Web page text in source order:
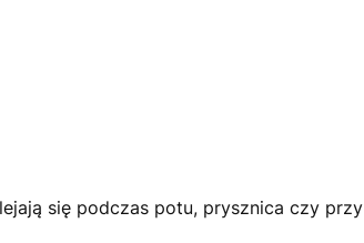
się podczas potu, prysznica czy przy